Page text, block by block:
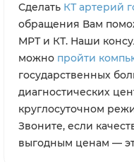
Сделать КТ артерий
обращения Вам
МРТ и КТ. Наши
можно пройти
государственных
диагностических
круглосуточном
Звоните, если
выгодным ценам —